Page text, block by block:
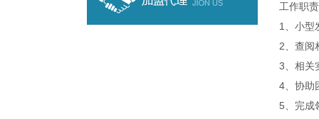
工作职责
1、小型
2、查阅
3、相关
4、协助
5、完成